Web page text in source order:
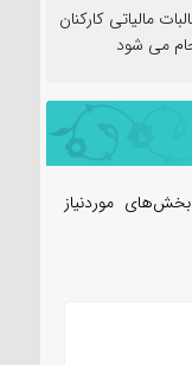
مالیاتی کارکنان
می شود
بخش‌های موردنیاز